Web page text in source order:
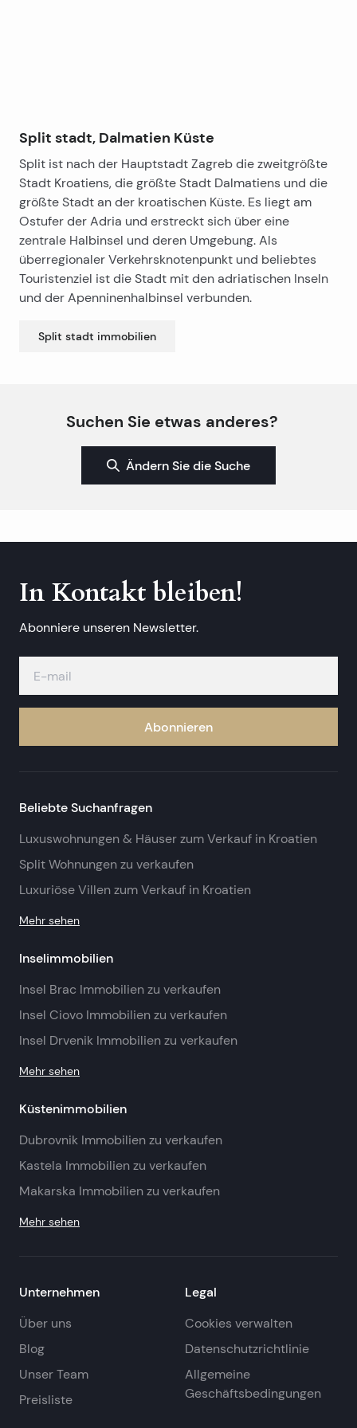
Vegetation bieten.
Geschäfts zusätzlich erleichtert.
Split stadt, Dalmatien Küste
Split ist nach der Hauptstadt Zagreb die zweitgrößte
Stadt Kroatiens, die größte Stadt Dalmatiens und die
größte Stadt an der kroatischen Küste. Es liegt am
Ostufer der Adria und erstreckt sich über eine
zentrale Halbinsel und deren Umgebung. Als
überregionaler Verkehrsknotenpunkt und beliebtes
Touristenziel ist die Stadt mit den adriatischen Inseln
und der Apenninenhalbinsel verbunden.
Split stadt immobilien
Suchen Sie etwas anderes?
Ändern Sie die Suche
In Kontakt bleiben!
Abonniere unseren Newsletter.
Abonnieren
Beliebte Suchanfragen
Luxuswohnungen & Häuser zum Verkauf in Kroatien
Split Wohnungen zu verkaufen
Luxuriöse Villen zum Verkauf in Kroatien
Mehr sehen
Inselimmobilien
Insel Brac Immobilien zu verkaufen
Insel Ciovo Immobilien zu verkaufen
Insel Drvenik Immobilien zu verkaufen
Mehr sehen
Küstenimmobilien
Dubrovnik Immobilien zu verkaufen
Kastela Immobilien zu verkaufen
Makarska Immobilien zu verkaufen
Mehr sehen
Unternehmen
Über uns
Blog
Unser Team
Preisliste
Legal
Cookies verwalten
Datenschutzrichtlinie
Allgemeine
Geschäftsbedingungen